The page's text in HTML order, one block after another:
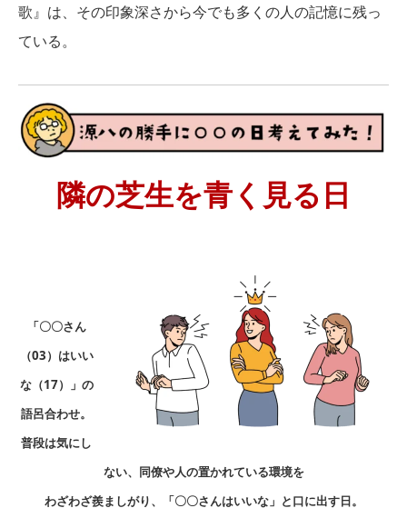
歌』は、その印象深さから今でも多くの人の記憶に残っ
ている。
隣の芝生を青く見る日
「〇〇さん
（03）はいい
な（17）」の
語呂合わせ。
普段は気にし
ない、同僚や人の置かれている環境を
わざわざ羨ましがり、「〇〇さんはいいな」と口に出す日。